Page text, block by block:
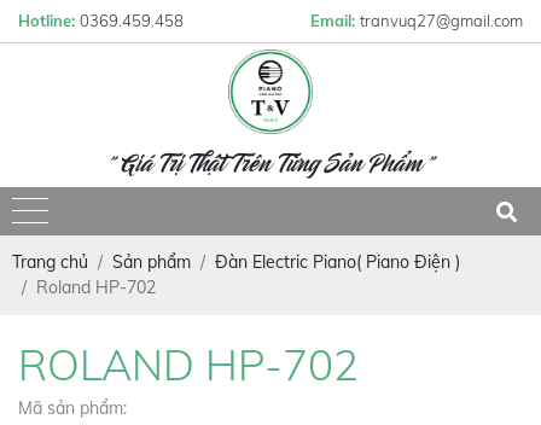
Hotline: 0369.459.458 Email: tranvuq27@gmail.com
" Giá Trị Thật Trên Từng Sản Phẩm "
Trang chủ Sản phẩm
Đàn Electric Piano( Piano Điện )
Roland HP-702
ROLAND HP-702
Mã sản phẩm: